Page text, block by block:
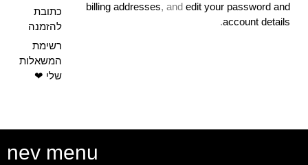
כתובת
להזמנה
רשימת
המשאלות
שלי ❤
billing addresses, and edit your password and
account details
.
nev menu
לאתר